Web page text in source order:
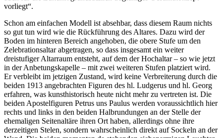
vorliegt“.
Schon am einfachen Modell ist absehbar, dass diesem Raum nichts
so gut tun wird wie die Rückführung des Altares. Dazu wird der
Boden im hinteren Bereich angehoben, die obere Stufe um den
Zelebrationsaltar abgetragen, so dass insgesamt ein weiter
dreistufiger Altarraum entsteht, auf dem der Hochaltar – so wie jetzt
in der Anbetungskapelle – mit zwei weiteren Stufen platziert wird.
Er verbleibt im jetzigen Zustand, wird keine Verbreiterung durch die
beiden 1913 angebrachten Figuren des hl. Ludgerus und hl. Georg
erfahren, was kunsthistorisch heute nicht mehr zu vertreten ist. Die
beiden Apostelfiguren Petrus uns Paulus werden voraussichtlich hier
rechts und links in den beiden Halbrundungen an der Stelle der
ehemaligen Seitenaltäre ihren Ort haben, allerdings ohne ihre
derzeitigen Stelen, sondern wahrscheinlich direkt auf Sockeln an der